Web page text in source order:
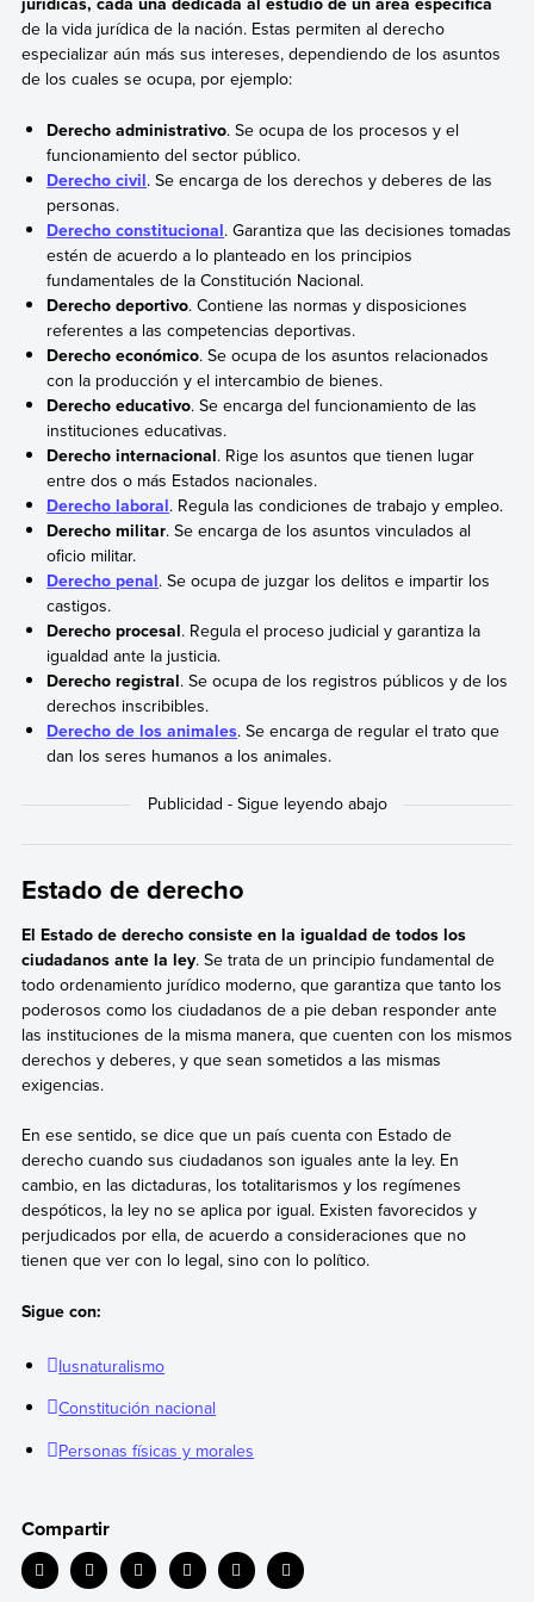
de la vida jurídica de la nación. Estas permiten al derecho
especializar aún más sus intereses, dependiendo de los asuntos
de los cuales se ocupa, por ejemplo:
Derecho administrativo. Se ocupa de los procesos y el
funcionamiento del sector público.
Derecho civil. Se encarga de los derechos y deberes de las
personas.
Derecho constitucional. Garantiza que las decisiones tomadas
estén de acuerdo a lo planteado en los principios
fundamentales de la Constitución Nacional.
Derecho deportivo. Contiene las normas y disposiciones
referentes a las competencias deportivas.
Derecho económico. Se ocupa de los asuntos relacionados
con la producción y el intercambio de bienes.
Derecho educativo. Se encarga del funcionamiento de las
instituciones educativas.
Derecho internacional. Rige los asuntos que tienen lugar
entre dos o más Estados nacionales.
Derecho laboral. Regula las condiciones de trabajo y empleo.
Derecho militar. Se encarga de los asuntos vinculados al
oficio militar.
Derecho penal. Se ocupa de juzgar los delitos e impartir los
castigos.
Derecho procesal. Regula el proceso judicial y garantiza la
igualdad ante la justicia.
Derecho registral. Se ocupa de los registros públicos y de los
derechos inscribibles.
Derecho de los animales. Se encarga de regular el trato que
dan los seres humanos a los animales.
Estado de derecho
El Estado de derecho consiste en la igualdad de todos los
ciudadanos ante la ley. Se trata de un principio fundamental de
todo ordenamiento jurídico moderno, que garantiza que tanto los
poderosos como los ciudadanos de a pie deban responder ante
las instituciones de la misma manera, que cuenten con los mismos
derechos y deberes, y que sean sometidos a las mismas
exigencias.
En ese sentido, se dice que un país cuenta con Estado de
derecho cuando sus ciudadanos son iguales ante la ley. En
cambio, en las dictaduras, los totalitarismos y los regímenes
despóticos, la ley no se aplica por igual. Existen favorecidos y
perjudicados por ella, de acuerdo a consideraciones que no
tienen que ver con lo legal, sino con lo político.
Sigue con:
Iusnaturalismo
Constitución nacional
Personas físicas y morales
Compartir